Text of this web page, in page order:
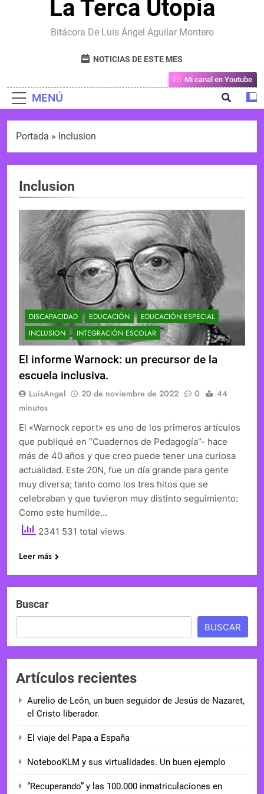
La Terca Utopia
Bitácora De Luis Ángel Aguilar Montero
NOTICIAS DE ESTE MES
MENÚ
Mi canal en Youtube
Portada » Inclusion
Inclusion
DISCAPACIDAD EDUCACIÓN
EDUCACIÓN ESPECIAL
INCLUSION
INTEGRACIÓN ESCOLAR
El informe Warnock: un precursor de la
escuela inclusiva.
LuisAngel 20 de noviembre de 2022 0
44
minutos
El «Warnock report» es uno de los primeros artículos
que publiqué en “Cuadernos de Pedagogía”- hace
más de 40 años y que creo puede tener una curiosa
actualidad. Este 20N, fue un día grande para gente
muy diversa; tanto como los tres hitos que se
celebraban y que tuvieron muy distinto seguimiento:
Como este humilde…
2341 531 total views
Leer más
Buscar
BUSCAR
Artículos recientes
Aurelio de León, un buen seguidor de Jesús de Nazaret,
el Cristo liberador.
El viaje del Papa a España
NotebooKLM y sus virtualidades. Un buen ejemplo
“Recuperando” y las 100.000 inmatriculaciones en